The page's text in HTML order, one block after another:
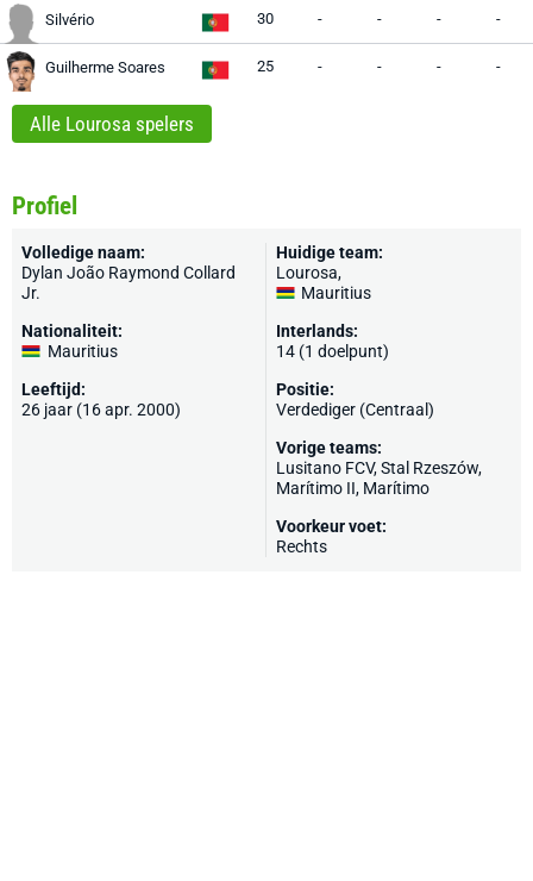
Silvério 30 - - - -
Guilherme Soares 25 - - - -
Alle Lourosa spelers
Profiel
Volledige naam:
Dylan João Raymond Collard
Jr.
Nationaliteit:
Mauritius
Leeftijd:
26 jaar (16 apr. 2000)
Huidige team:
Lourosa,
Mauritius
Interlands:
14 (1 doelpunt)
Positie:
Verdediger (Centraal)
Vorige teams:
Lusitano FCV, Stal Rzeszów,
Marítimo II, Marítimo
Voorkeur voet:
Rechts